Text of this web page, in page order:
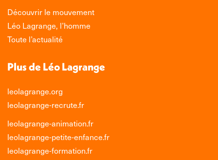
Découvrir le mouvement
Léo Lagrange, l’homme
Toute l’actualité
Plus de Léo Lagrange
leolagrange.org
leolagrange-recrute.fr
leolagrange-animation.fr
leolagrange-petite-enfance.fr
leolagrange-formation.fr